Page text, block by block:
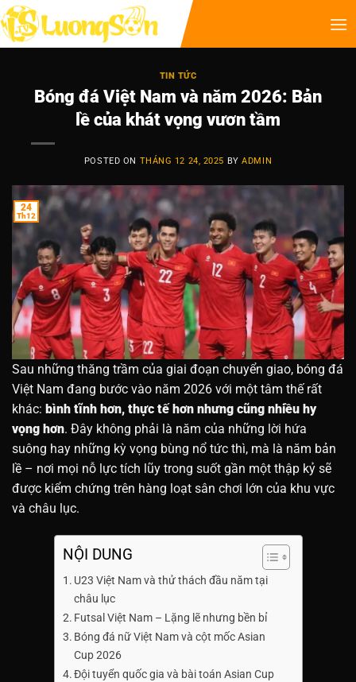
TIN TỨC
Bóng đá Việt Nam và năm 2026: Bản
lề của khát vọng vươn tầm
POSTED ON THÁNG 12 24, 2025 BYADMIN
24
Th12
Sau những thăng trầm của giai đoạn chuyển giao, bóng đá
Việt Nam đang bước vào năm 2026 với một tâm thế rất
khác: bình tĩnh hơn, thực tế hơn nhưng cũng nhiều hy
vọng hơn. Đây không phải là năm của những lời hứa
suông hay những kỳ vọng bùng nổ tức thì, mà là năm bản
lề – nơi mọi nỗ lực tích lũy trong suốt gần một thập kỷ sẽ
được kiểm chứng trên hàng loạt sân chơi lớn của khu vực
và châu lục.
NỘI DUNG
U23 Việt Nam và thử thách đầu năm tại
châu lục
Futsal Việt Nam – Lặng lẽ nhưng bền bỉ
Bóng đá nữ Việt Nam và cột mốc Asian
Cup 2026
Đội tuyển quốc gia và bài toán Asian Cup